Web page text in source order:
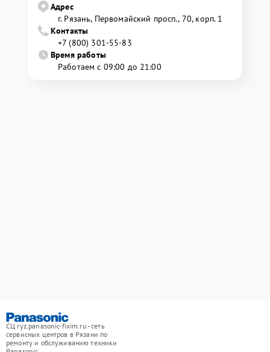
Адрес
г. Рязань, Первомайский просп., 70, корп. 1
Контакты
+7 (800) 301-55-83
Время работы
Работаем с 09:00 до 21:00
СЦ ryz.panasonic-fixim.ru - сеть
сервисных центров в Рязани по
ремонту и обслуживанию техники